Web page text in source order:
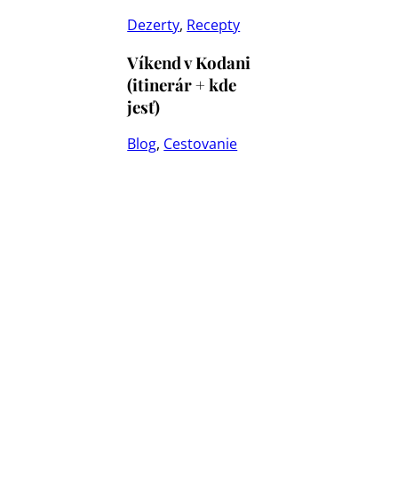
Dezerty, Recepty
Víkend v Kodani
(itinerár + kde
jesť)
Blog, Cestovanie